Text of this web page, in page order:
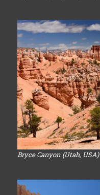
Bryce Canyon (Utah,